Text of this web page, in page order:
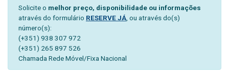
Solicite o melhor preço, disponibilidade ou informações
através do formulário RESERVE JÁ , ou através do(s)
número(s):
(+351) 938 307 972
(+351) 265 897 526
Chamada Rede Móvel/Fixa Nacional